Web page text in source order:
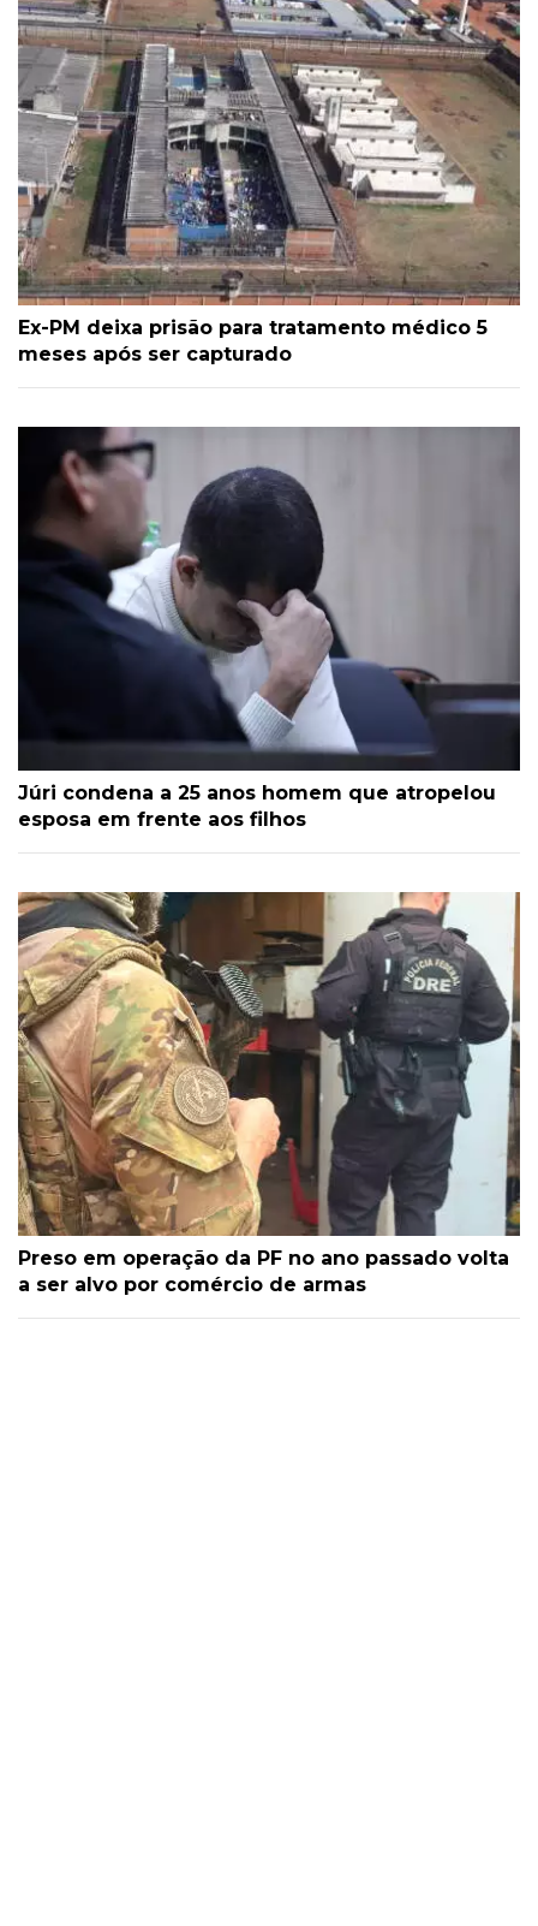
Ex-PM deixa prisão para tratamento médico 5
meses após ser capturado
Júri condena a 25 anos homem que atropelou
esposa em frente aos filhos
Preso em operação da PF no ano passado volta
a ser alvo por comércio de armas